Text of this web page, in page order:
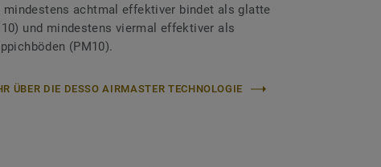
mindestens achtmal effektiver bindet als glatte
und mindestens viermal effektiver als
(PM10).
ÜBER DIE DESSO AIRMASTER TECHNOLOGIE